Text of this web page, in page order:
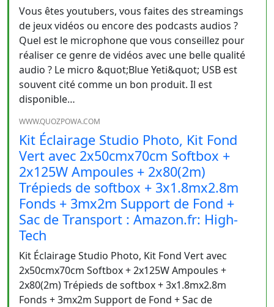
Vous êtes youtubers, vous faites des streamings
de jeux vidéos ou encore des podcasts audios ?
Quel est le microphone que vous conseillez pour
réaliser ce genre de vidéos avec une belle qualité
audio ? Le micro &quot;Blue Yeti&quot; USB est
souvent cité comme un bon produit. Il est
disponible…
WWW.QUOZPOWA.COM
Kit Éclairage Studio Photo, Kit Fond
Vert avec 2x50cmx70cm Softbox +
2x125W Ampoules + 2x80(2m)
Trépieds de softbox + 3x1.8mx2.8m
Fonds + 3mx2m Support de Fond +
Sac de Transport : Amazon.fr: High-
Tech
Kit Éclairage Studio Photo, Kit Fond Vert avec
2x50cmx70cm Softbox + 2x125W Ampoules +
2x80(2m) Trépieds de softbox + 3x1.8mx2.8m
Fonds + 3mx2m Support de Fond + Sac de